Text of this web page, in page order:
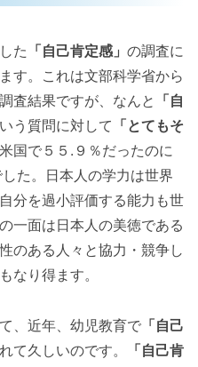
た 「自己肯定感」 の調査に
す。これは文部科学省から
査結果ですが、なんと 「自
う質問に対して 「とてもそ
国で５５.９％だったのに
た。日本人の学力は世界
分を過小評価する能力も世
一面は日本人の美徳である
のある人々と協力・競争し
なり得ます。
、近年、幼児教育で 「自己
て久しいのです。
「自己肯